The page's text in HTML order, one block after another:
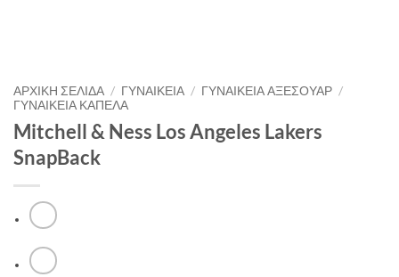
ΑΡΧΙΚΉ ΣΕΛΊΔΑ / ΓΥΝΑΙΚΕΙΑ / ΓΥΝΑΙΚΕΙΑ ΑΞΕΣΟΥΑΡ /
ΓΥΝΑΙΚΕΙΑ ΚΑΠΕΛΑ
Mitchell & Ness Los Angeles Lakers
SnapBack